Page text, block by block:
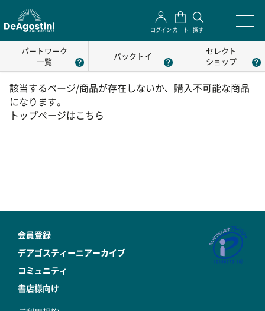
ログイン カート 探す
パートワーク
一覧
パックトイ
セレクト
ショップ
該当するページ/商品が存在しないか、購入不可能な商品
になります。
トップページはこちら
会員登録
デアゴスティーニアーカイブ
コミュニティ
書店様向け